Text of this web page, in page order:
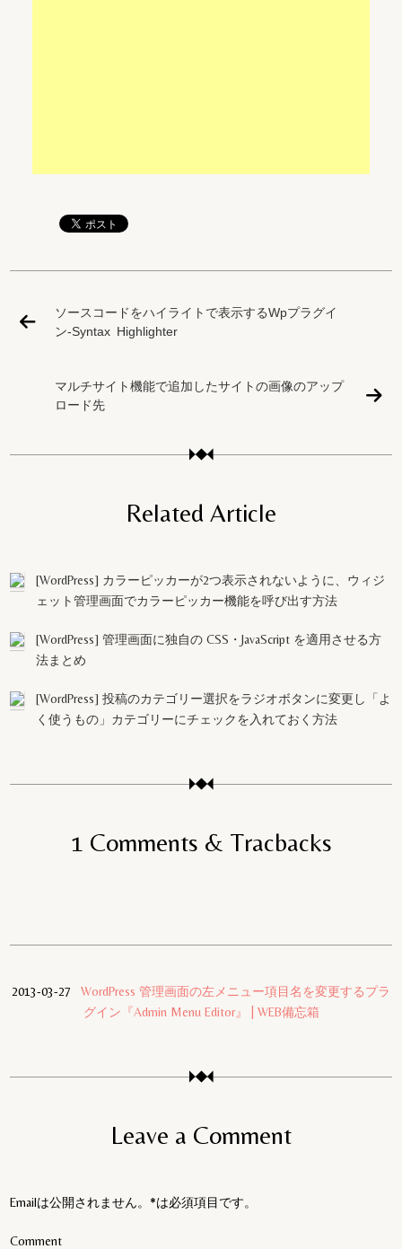
ソースコードをハイライトで表示するWpプラグイ
ン-Syntax Highlighter
マルチサイト機能で追加したサイトの画像のアップ
ロード先
Related Article
[WordPress] カラーピッカーが2つ表示されないように、ウィジ
ェット管理画面でカラーピッカー機能を呼び出す方法
[WordPress] 管理画面に独自の CSS・JavaScript を適用させる方
法まとめ
[WordPress] 投稿のカテゴリー選択をラジオボタンに変更し「よ
く使うもの」カテゴリーにチェックを入れておく方法
1 Comments & Tracbacks
2013-03-27
WordPress 管理画面の左メニュー項目名を変更するプラ
グイン『Admin Menu Editor』 | WEB備忘箱
Leave a Comment
Emailは公開されません。*は必須項目です。
Comment